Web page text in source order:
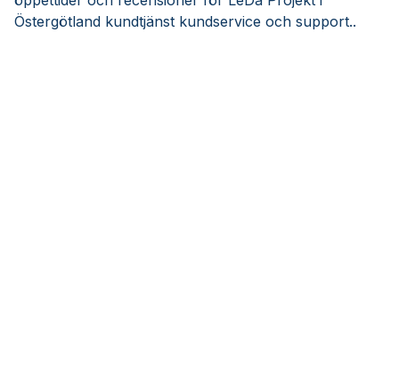
Östergötland kundtjänst kundservice och support..